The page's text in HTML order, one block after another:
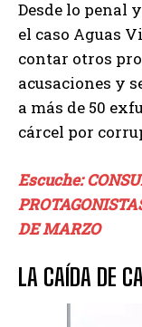
Desde lo penal
el caso Aguas
contar otros
acusaciones y
a más de 50
cárcel por
Escuche:
DE MARZO
LA CAÍDA DE